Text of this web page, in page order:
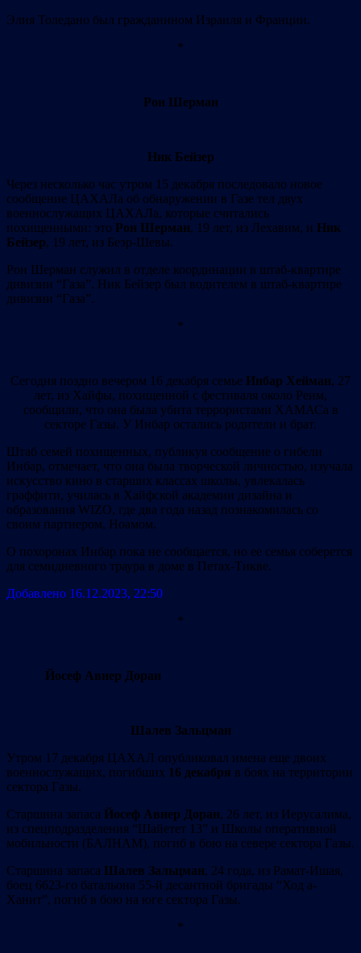
Элия Толедано был гражданином Израиля и Франции.
*
Рон Шерман
Ник Бейзер
Через несколько час утром 15 декабря последовало новое
сообщение ЦАХАЛа об обнаружении в Газе тел двух
военнослужащих ЦАХАЛа, которые считались
похищенными: это Рон Шерман, 19 лет, из Лехавим, и Ник
Бейзер, 19 лет, из Беэр-Шевы.
Рон Шерман служил в отделе координации в штаб-квартире
дивизии “Газа”. Ник Бейзер был водителем в штаб-квартире
дивизии “Газа”.
*
Сегодня поздно вечером 16 декабря семье Инбар Хейман, 27
лет, из Хайфы, похищенной с фестиваля около Реим,
сообщили, что она была убита террористами ХАМАСа в
секторе Газы. У Инбар остались родители и брат.
Штаб семей похищенных, публикуя сообщение о гибели
Инбар, отмечает, что она была творческой личностью, изучала
искусство кино в старших классах школы, увлекалась
граффити, училась в Хайфской академии дизайна и
образования WIZO, где два года назад познакомилась со
своим партнером, Ноамом.
О похоронах Инбар пока не сообщается, но ее семья соберется
для семидневного траура в доме в Петах-Тикве.
Добавлено 16.12.2023, 22:50
*
Йосеф Авнер Доран
Шалев Зальцман
Утром 17 декабря ЦАХАЛ опубликовал имена еще двоих
военнослужащих, погибших 16 декабря в боях на территории
сектора Газы.
Старшина запаса Йосеф Авнер Доран, 26 лет, из Иерусалима,
из спецподразделения “Шайетет 13” и Школы оперативной
мобильности (БАЛНАМ), погиб в бою на севере сектора Газы.
Старшина запаса Шалев Зальцман, 24 года, из Рамат-Ишая,
боец ​​​​6623-го батальона 55-й десантной бригады “Ход а-
Ханит”, погиб в бою на юге сектора Газы.
*